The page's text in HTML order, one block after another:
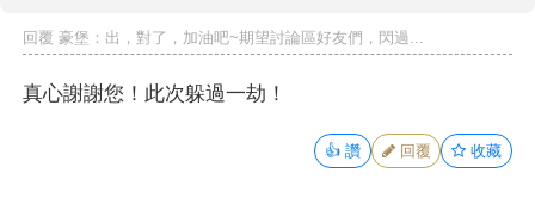
回覆 豪堡 ：出，對了，加油吧~期望討論區好友們，閃過...
真心謝謝您！此次躲過一劫！
👍 讚 回覆 收藏